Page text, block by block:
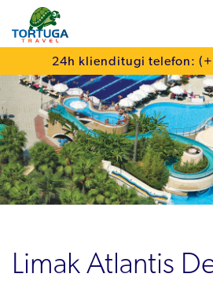
24h klienditugi telefon:
Limak Atlantis